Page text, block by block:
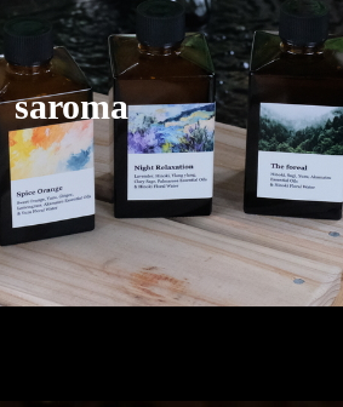
saroma